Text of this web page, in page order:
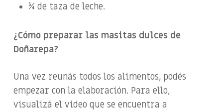
¾ de taza de leche.
¿Cómo preparar las masitas dulces de
Doñarepa?
Una vez reunás todos los alimentos, podés
empezar con la elaboración. Para ello,
visualizá el video que se encuentra a